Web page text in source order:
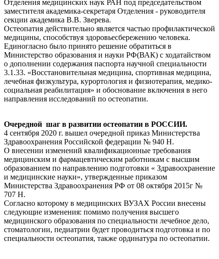
Отделения медицинских наук РАН под председательством
заместителя академика-секретаря Отделения - руководителя
секции академика В.В. Зверева.
Остеопатия действительно является частью профилактической
медицины, способствуя здоровьесбережению человека.
Единогласно было принято решение обратиться в
Министерство образования и науки РФ(ВАК) с ходатайством
о дополнении содержания паспорта научной специальности
3.1.33. «Восстановительная медицина, спортивная медицина,
лечебная физкультура, курортология и физиотерапия, медико-
социальная реабилитация» и обоснование включения в него
направления исследований по остеопатии.
Очередной шаг в развитии остеопатии в РОССИИ.
4 сентября 2020 г. вышел очередной приказ Министерства
Здравоохранения Российской федерации № 940 Н.
О внесении изменений квалификационные требования
медицинским и фармацевтическим работникам с высшим
образованием по направлению подготовки « Здравоохранение
и медицинские науки», утвержденные приказом
Министерства Здравоохранения РФ от 08 октября 2015г №
707 Н.
Согласно которому в медицинских ВУЗАХ России внесены
следующие изменения: помимо получения высшего
медицинского образования по специальности лечебное дело,
стоматологии, педиатрии будет проводиться подготовка и по
специальности остеопатия, также ординатура по остеопатии.